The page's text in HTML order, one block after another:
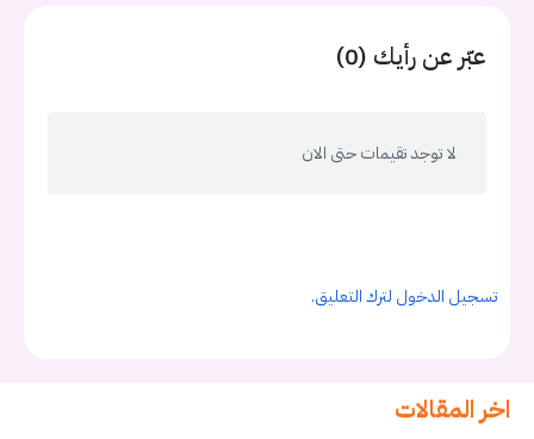
عبّر عن رأيك (0)
لا توجد تقيمات حتى الان
تسجيل الدخول لترك التعليق.
اخر المقالات